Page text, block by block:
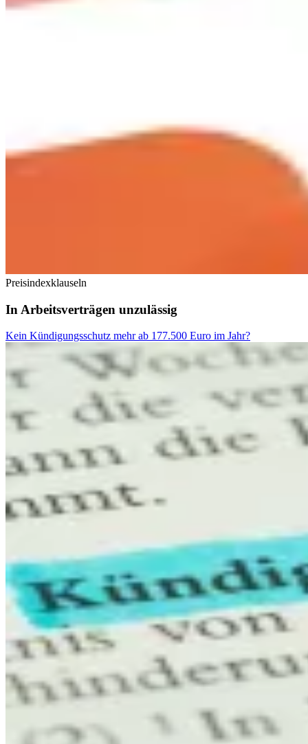
Preisindexklauseln
In Arbeitsverträgen unzulässig
Kein Kündigungsschutz mehr ab 177.500 Euro im Jahr?